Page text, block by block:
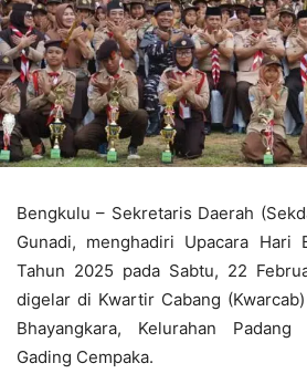
Bengkulu – Sekretaris Daerah
Gunadi, menghadiri Upacara Hari
Tahun 2025 pada Sabtu, 22
digelar di Kwartir Cabang
Bhayangkara, Kelurahan Padang
Gading Cempaka.